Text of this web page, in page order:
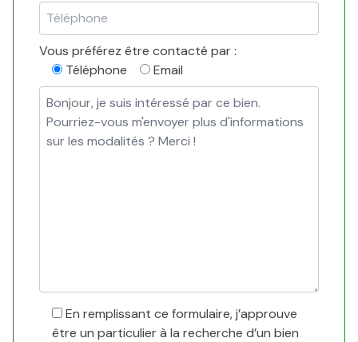
Vous préférez être contacté par :
Téléphone
Email
En remplissant ce formulaire, j’approuve
être un particulier à la recherche d’un bien